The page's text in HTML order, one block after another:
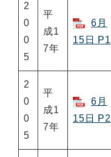
2
0
0
5
平
成1
7年
6月
15日 P1
2
0
0
5
平
成1
7年
6月
15日 P2